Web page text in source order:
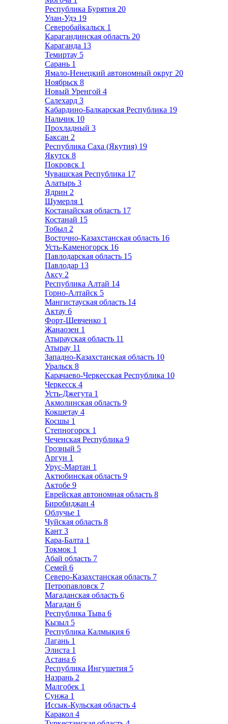
Республика Бурятия 20
Улан-Удэ 19
Северобайкальск 1
Карагандинская область 20
Караганда 13
Темиртау 5
Сарань 1
Ямало-Ненецкий автономный округ 20
Ноябрьск 8
Новый Уренгой 4
Салехард 3
Кабардино-Балкарская Республика 19
Нальчик 10
Прохладный 3
Баксан 2
Республика Саха (Якутия) 19
Якутск 8
Покровск 1
Чувашская Республика 17
Алатырь 3
Ядрин 2
Шумерля 1
Костанайская область 17
Костанай 15
Тобыл 2
Восточно-Казахстанская область 16
Усть-Каменогорск 16
Павлодарская область 15
Павлодар 13
Аксу 2
Республика Алтай 14
Горно-Алтайск 5
Мангистауская область 14
Актау 6
Форт-Шевченко 1
Жанаозен 1
Атырауская область 11
Атырау 11
Западно-Казахстанская область 10
Уральск 8
Карачаево-Черкесская Республика 10
Черкесск 4
Усть-Джегута 1
Акмолинская область 9
Кокшетау 4
Косшы 1
Степногорск 1
Чеченская Республика 9
Грозный 5
Аргун 1
Урус-Мартан 1
Актюбинская область 9
Актобе 9
Еврейская автономная область 8
Биробиджан 4
Облучье 1
Чуйская область 8
Кант 3
Кара-Балта 1
Токмок 1
Абай область 7
Семей 6
Северо-Казахстанская область 7
Петропавловск 7
Магаданская область 6
Магадан 6
Республика Тыва 6
Кызыл 5
Республика Калмыкия 6
Лагань 1
Элиста 1
Астана 6
Республика Ингушетия 5
Назрань 2
Малгобек 1
Сунжа 1
Иссык-Кульская область 4
Каракол 4